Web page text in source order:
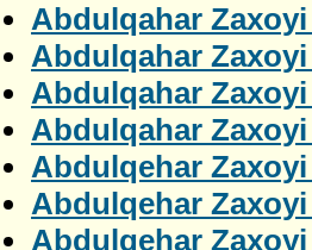
Abdulqahar
Abdulqahar
Abdulqahar
Abdulqahar
Abdulqehar
Abdulqehar
Abdulqehar